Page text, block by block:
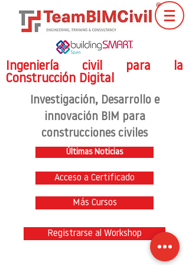
Ingeniería civil para la
Construcción Digital
Investigación, Desarrollo e
innovación BIM para
construcciones civiles
Últimas Noticias
Acceso a Certificado
Más Cursos
Registrarse al Workshop